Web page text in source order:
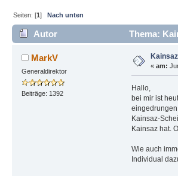
Seiten: [1]Nach unten
Autor Thema:
MarkV
Generaldirektor
Beiträge: 1392
« am:
Hallo,
bei mir ist
Kainsaz-
Kainsaz hat.
Wie auch
Individual